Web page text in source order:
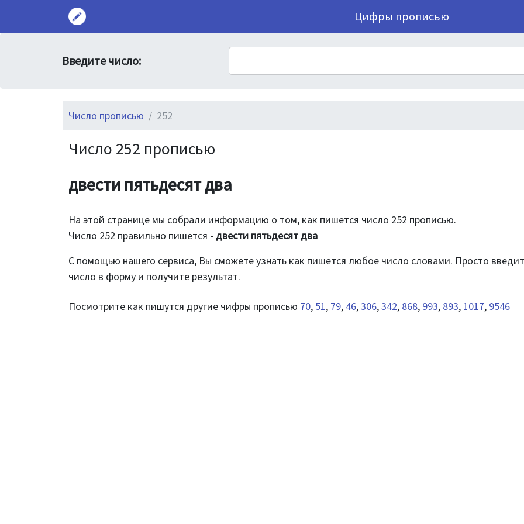
Цифры прописью
Введите число:
Число прописью 252
Число 252 прописью
двести пятьдесят два
На этой странице мы собрали информацию о том, как пишется число 252 прописью.
Число 252 правильно пишется - двести пятьдесят два
С помощью нашего сервиса, Вы сможете узнать как пишется любое число словами. Просто
число в форму и получите результат.
Посмотрите как пишутся другие чифры прописью 70, 51, 79, 46,306,342, 868, 993, 893, 1017, 9546